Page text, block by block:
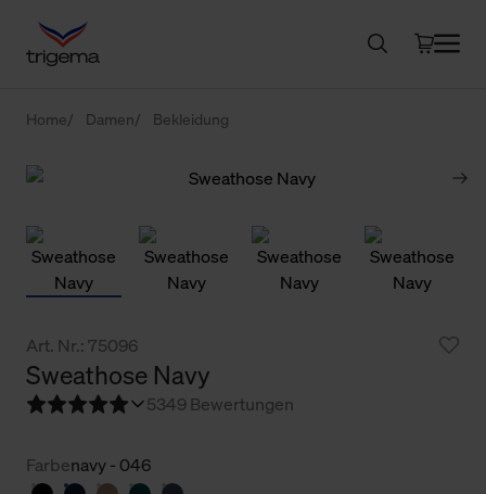
Home Damen Bekleidung
Art. Nr.: 75096
Sweathose Navy
5349 Bewertungen
Farbenavy - 046